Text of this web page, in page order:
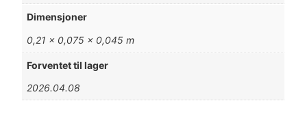
Dimensjoner
0,21 × 0,075 × 0,045 m
Forventet til lager
2026.04.08